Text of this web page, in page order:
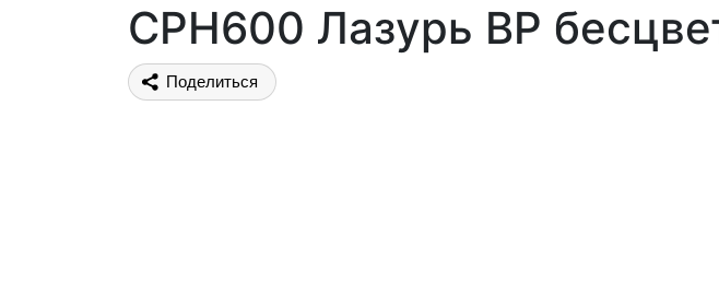
CPH600 Лазурь ВР
Поделиться